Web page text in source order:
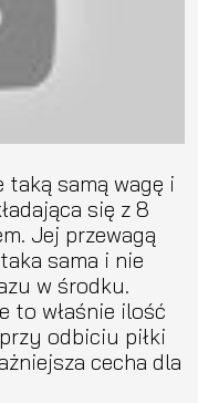
taką samą wagę i
się z 8
Jej przewagą
sama i nie
w środku.
to właśnie ilość
odbiciu piłki
cecha dla